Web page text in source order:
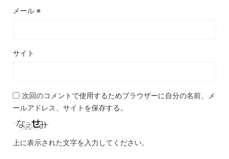
メール ※
サイト
次回のコメントで使用するためブラウザーに自分の名前、メ
ールアドレス、サイトを保存する。
上に表示された文字を入力してください。